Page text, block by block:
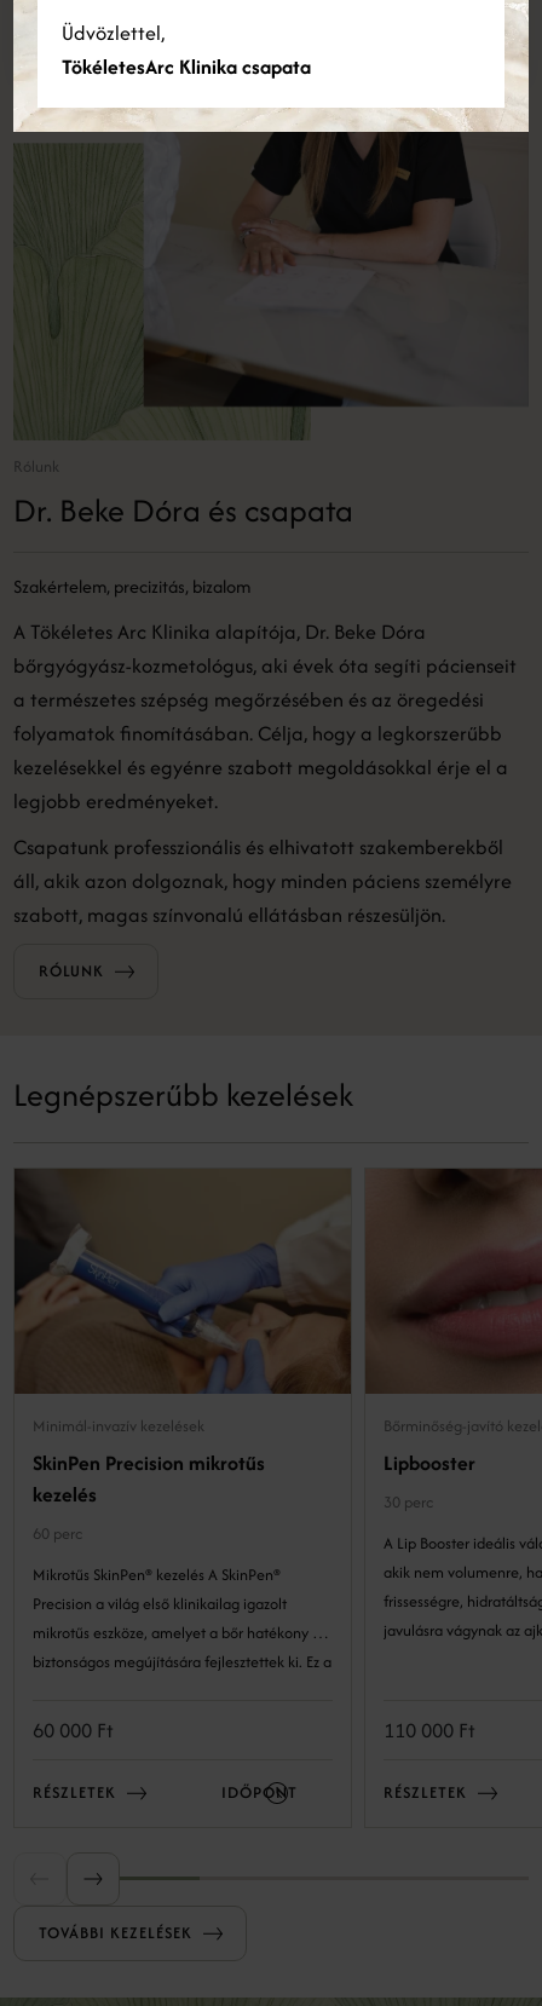
Rólunk
Dr. Beke Dóra és csapata
Szakértelem, precizitás, bizalom
A Tökéletes Arc Klinika alapítója, Dr. Beke Dóra
bőrgyógyász-kozmetológus, aki évek óta segíti pácienseit
a természetes szépség megőrzésében és az öregedési
folyamatok finomításában. Célja, hogy a legkorszerűbb
kezelésekkel és egyénre szabott megoldásokkal érje el a
legjobb eredményeket.
Csapatunk professzionális és elhivatott szakemberekből
áll, akik azon dolgoznak, hogy minden páciens személyre
szabott, magas színvonalú ellátásban részesüljön.
RÓLUNK
Legnépszerűbb kezelések
Minimál-invazív kezelések
SkinPen Precision mikrotűs
kezelés
60 perc
Mikrotűs SkinPen® kezelés A SkinPen®
Precision a világ első klinikailag igazolt
mikrotűs eszköze, amelyet a bőr hatékony és
biztonságos megújítására fejlesztettek ki. Ez a
szerkezetének kockázatmentes és látványos
természetes öngyógyulási folyamataira épít:
kontrollált mélységben és intenzitással
60 000 Ft
RÉSZLETEK IDŐPONT
Bőrminőség-javító
Lipbooster
30 perc
A Lip Booster ideális
akik nem volumenre,
frissességre, hidratáltságra és
javulásra vágynak az
110 000 Ft
RÉSZLETEK
TOVÁBBI KEZELÉSEK
Üdvözlettel,
TökéletesArc Klinika csapata